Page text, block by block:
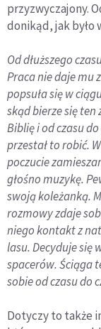
przyzwyczajony.
donikąd, jak było
Od dłuższego
Praca nie daje mu
popsuła się w
skąd bierze się ten
Biblię i od czasu
przestał to robić.
poczucie
głośno muzykę.
swoją koleżanką.
rozmowy zdaje
niego kontakt z
lasu. Decyduje się
spacerów. Ściąga
sobie od czasu do
Dotyczy to także